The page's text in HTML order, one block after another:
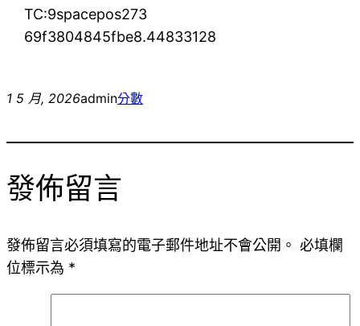
TC:9spacepos273
69f3804845fbe8.44833128
1 5 月, 2026admin分數
發佈留言
發佈留言必須填寫的電子郵件地址不會公開。 必填欄
位標示為 *